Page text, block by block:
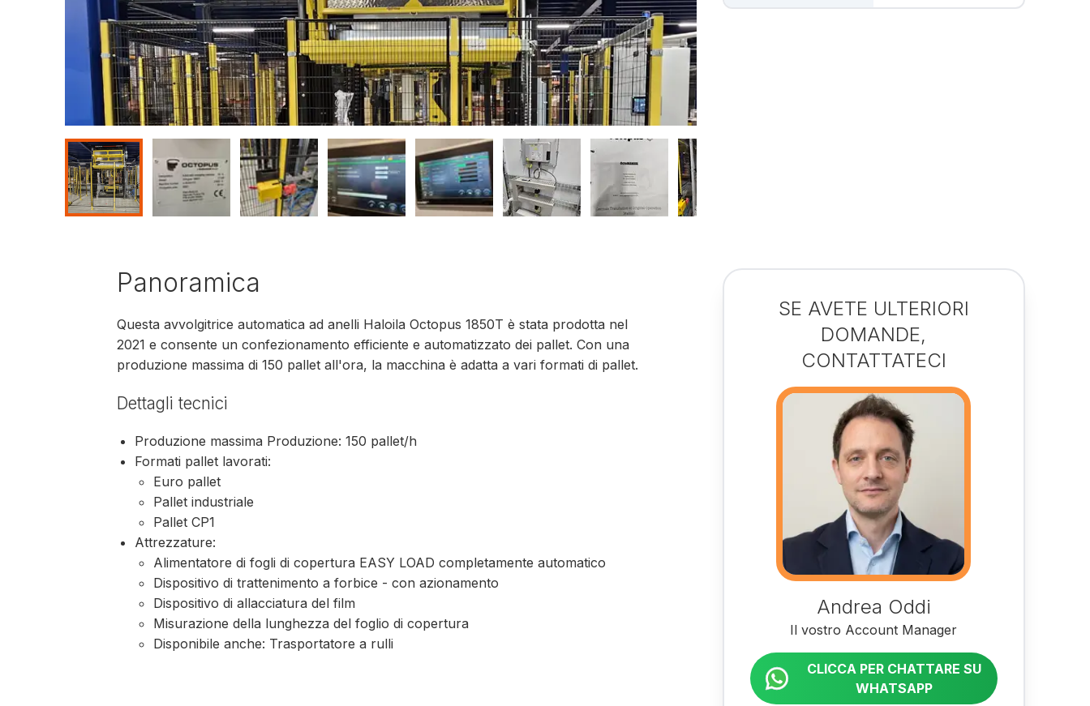
Panoramica
Questa avvolgitrice automatica ad anelli Haloila Octopus 1850T è stata prodotta nel
2021 e consente un confezionamento efficiente e automatizzato dei pallet. Con una
produzione massima di 150 pallet all'ora, la macchina è adatta a vari formati di pallet.
Dettagli tecnici
Produzione massima Produzione: 150 pallet/h
Formati pallet lavorati:
Euro pallet
Pallet industriale
Pallet CP1
Attrezzature:
Alimentatore di fogli di copertura EASY LOAD completamente automatico
Dispositivo di trattenimento a forbice - con azionamento
Dispositivo di allacciatura del film
Misurazione della lunghezza del foglio di copertura
Disponibile anche: Trasportatore a rulli
SE AVETE ULTERIORI
DOMANDE,
CONTATTATECI
Andrea Oddi
Il vostro Account Manager
CLICCA PER CHATTARE SU
WHATSAPP